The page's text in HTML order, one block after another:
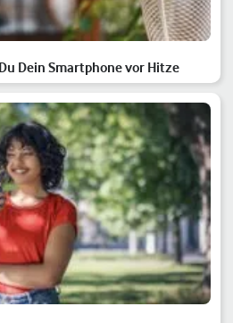
Dein Smartphone vor Hitze